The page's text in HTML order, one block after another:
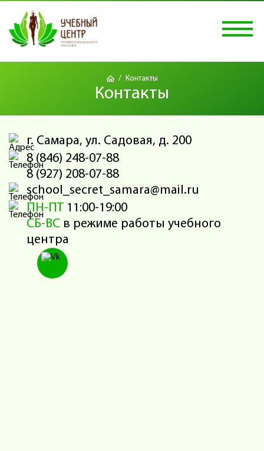
/ Контакты
Контакты
г. Самара, ул. Cадовая, д. 200
8 (846) 248-07-88
8 (927) 208-07-88
school_secret_samara@mail.ru
ПН-ПТ 11:00-19:00
СБ-ВС в режиме работы учебного
центра